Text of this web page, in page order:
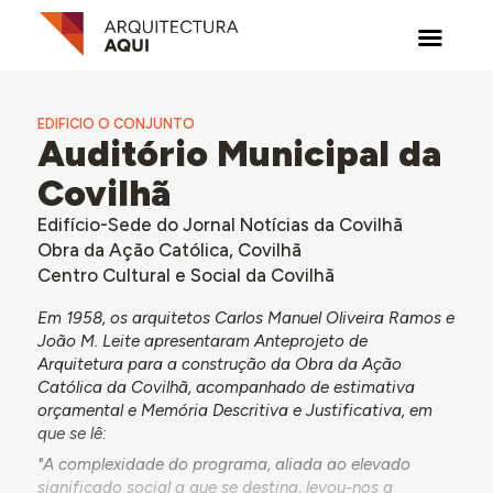
EDIFICIO O CONJUNTO
Auditório Municipal da
Covilhã
Edifício-Sede do Jornal Notícias da Covilhã
Obra da Ação Católica, Covilhã
Centro Cultural e Social da Covilhã
Em 1958, os arquitetos Carlos Manuel Oliveira Ramos e
João M. Leite apresentaram Anteprojeto de
Arquitetura para a construção da Obra da Ação
Católica da Covilhã, acompanhado de estimativa
orçamental e Memória Descritiva e Justificativa, em
que se lê:
"A complexidade do programa, aliada ao elevado
significado social a que se destina, levou-nos a